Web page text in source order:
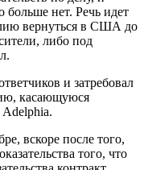
больше нет. Речь идет
вернуться в США до
либо под
и затребовал
касающуюся
вскоре после того,
того, что